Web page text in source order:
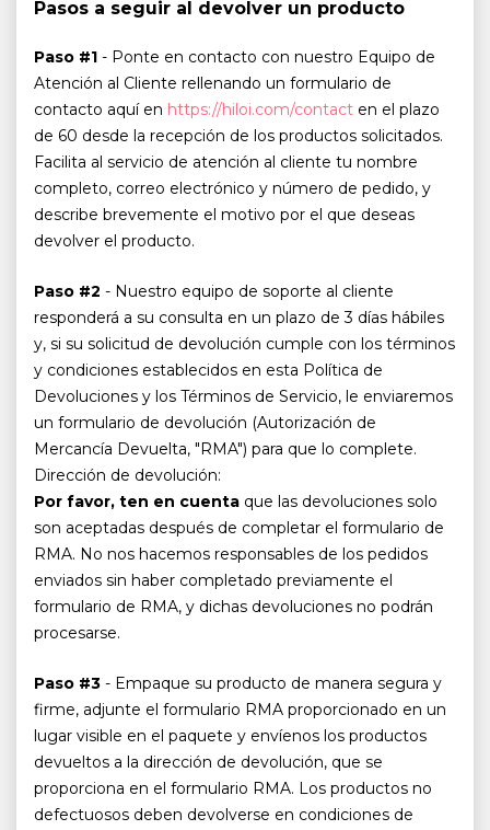
Pasos a seguir al devolver un producto
Paso #1 - Ponte en contacto con nuestro Equipo de
Atención al Cliente rellenando un formulario de
contacto aquí en https://hiloi.com/contact en el plazo
de 60 desde la recepción de los productos solicitados.
Facilita al servicio de atención al cliente tu nombre
completo, correo electrónico y número de pedido, y
describe brevemente el motivo por el que deseas
devolver el producto.
Paso #2 - Nuestro equipo de soporte al cliente
responderá a su consulta en un plazo de 3 días hábiles
y, si su solicitud de devolución cumple con los términos
y condiciones establecidos en esta Política de
Devoluciones y los Términos de Servicio, le enviaremos
un formulario de devolución (Autorización de
Mercancía Devuelta, "RMA") para que lo complete.
Dirección de devolución:
Por favor, ten en cuenta que las devoluciones solo
son aceptadas después de completar el formulario de
RMA. No nos hacemos responsables de los pedidos
enviados sin haber completado previamente el
formulario de RMA, y dichas devoluciones no podrán
procesarse.
Paso #3 - Empaque su producto de manera segura y
firme, adjunte el formulario RMA proporcionado en un
lugar visible en el paquete y envíenos los productos
devueltos a la dirección de devolución, que se
proporciona en el formulario RMA. Los productos no
defectuosos deben devolverse en condiciones de